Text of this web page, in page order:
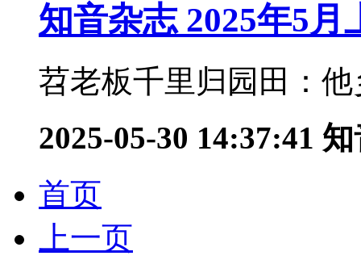
知音杂志 2025年5月
苕老板千里归园田：
2025-05-30 14:37:41
首页
上一页